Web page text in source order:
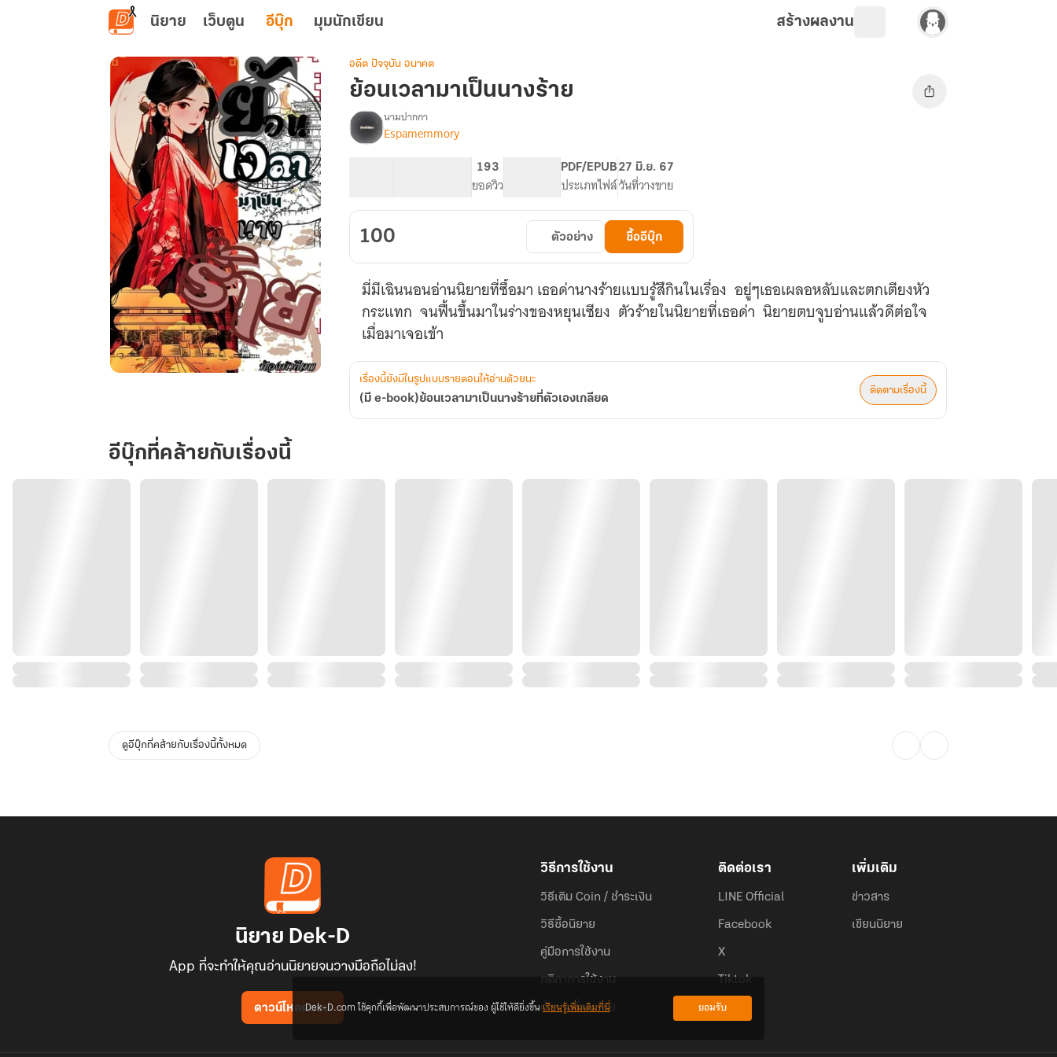
ข้ามไปยังเนื้อหาหลัก
นิยาย เว็บตูน อีบุ๊ก มุมนักเขียน สร้างผลงาน
เป็น
นาง
ร้าย
อดีต ปัจจุบัน อนาคต
ย้อนเวลามาเป็นนางร้าย
เรื่อง(มี
เป็น
นาง
ร้าย
ที่
เอง
เกลียด
นามปากกา
Espamemmory
193
ยอดวิว
PDF/EPUB
ประเภทไฟล์
27 มิ.ย. 67
วันที่วางขาย
100 ตัวอย่าง ซื้ออีบุ๊ก
มี่มีเฉินนอนอ่านนิยายที่ซื้อมา เธอด่านางร้ายแบบรู้สึกินในเรื่อง อยู่ๆเธอเผลอหลับและตกเตียงหัว
กระแทก จนฟื้นขึ้นมาในร่างของหยุนเซียง ตัวร้ายในนิยายที่เธอด่า นิยายตบจูบอ่านแล้วดีต่อใจ
เมื่อมาเจอเข้า
เรื่องนี้ยังมีในรูปแบบรายตอนให้อ่านด้วยนะ
(มี e-book)ย้อนเวลามาเป็นนางร้ายที่ตัวเองเกลียด
ติดตามเรื่องนี้
อีบุ๊กที่คล้ายกับเรื่องนี้
ดูอีบุ๊กที่คล้ายกับเรื่องนี้ทั้งหมด
นิยาย Dek-D
App ที่จะทำให้คุณอ่านนิยายจนวางมือถือไม่ลง!
ดาวน์โหลดแอป
วิธีการใช้งาน
วิธีเติม Coin / ชำระเงิน
วิธีซื้อนิยาย
คู่มือการใช้งาน
กติกาการใช้งาน
คำถามที่พบบ่อย
ติดต่อเรา
LINE Official
Facebook
X
Tiktok
เพิ่มเติม
ข่าวสาร
เขียนนิยาย
Dek-D.com ใช้คุกกี้เพื่อพัฒนาประสบการณ์ของ ผู้ใช้ให้ดียิ่งขึ้นเรียนรู้เพิ่มเติมที่นี่ ยอมรับ